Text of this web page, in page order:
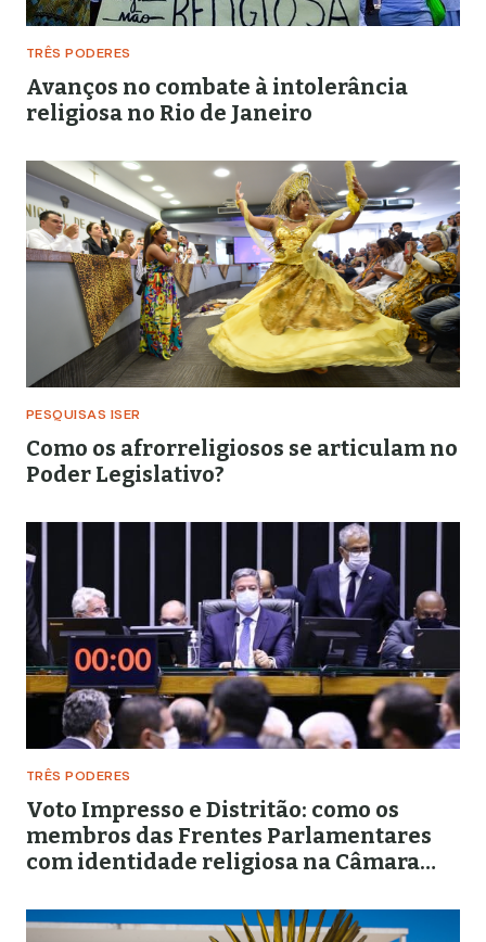
TRÊS PODERES
Avanços no combate à intolerância
religiosa no Rio de Janeiro
PESQUISAS ISER
Como os afrorreligiosos se articulam no
Poder Legislativo?
TRÊS PODERES
Voto Impresso e Distritão: como os
membros das Frentes Parlamentares
com identidade religiosa na Câmara
retrocesso eleitoral